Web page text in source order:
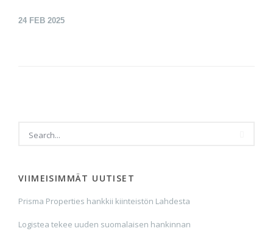
24 FEB 2025
VIIMEISIMMÄT UUTISET
Prisma Properties hankkii kiinteistön Lahdesta
Logistea tekee uuden suomalaisen hankinnan